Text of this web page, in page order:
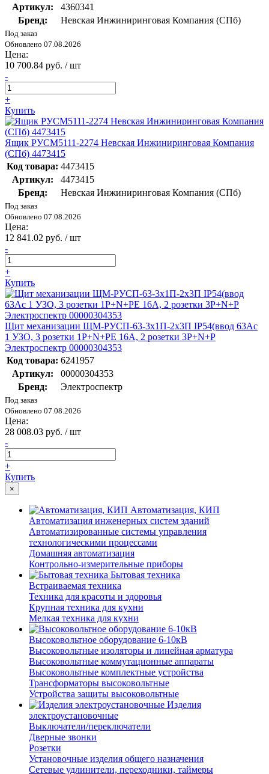
Артикул:
4360341
Бренд:
Невская Инжиниринговая Компания (СПб)
Под заказ
Обновлено 07.08.2026
Цена:
10 700.84 руб. / шт
-
+
Купить
Ящик РУСМ5111-2274 Невская Инжиниринговая Компания
(СПб) 4473415
Код товара: 4473415
Артикул:
4473415
Бренд:
Невская Инжиниринговая Компания (СПб)
Под заказ
Обновлено 07.08.2026
Цена:
12 841.02 руб. / шт
-
+
Купить
Щит механизации ЩМ-РУСП-63-3х1П-2х3П IP54(ввод 63Ас
1 УЗО, 3 розетки 1Р+N+PE 16A, 2 розетки 3Р+N+P
Электроспектр 00000304353
Код товара: 6241957
Артикул:
00000304353
Бренд:
Электроспектр
Под заказ
Обновлено 07.08.2026
Цена:
28 008.03 руб. / шт
-
+
Купить
×
Автоматизация, КИП
Автоматизация инженерных систем зданий
Автоматизированные системы управления
технологическими процессами
Домашняя автоматизация
Контрольно-измерительные приборы
Бытовая техника
Встраиваемая техника
Техника для красоты и здоровья
Крупная техника для кухни
Мелкая техника для кухни
Высоковольтное оборудование 6-10кВ
Высоковольтные изоляторы и линейная арматура
Высоковольтные коммутационные аппараты
Высоковольтные комплектные устройства
Трансформаторы высоковольтные
Устройства защиты высоковольтные
Изделия
электроустановочные
Выключатели/переключатели
Дверные звонки
Розетки
Установочные изделия общего назначения
Сетевые удлинители, переходники, таймеры